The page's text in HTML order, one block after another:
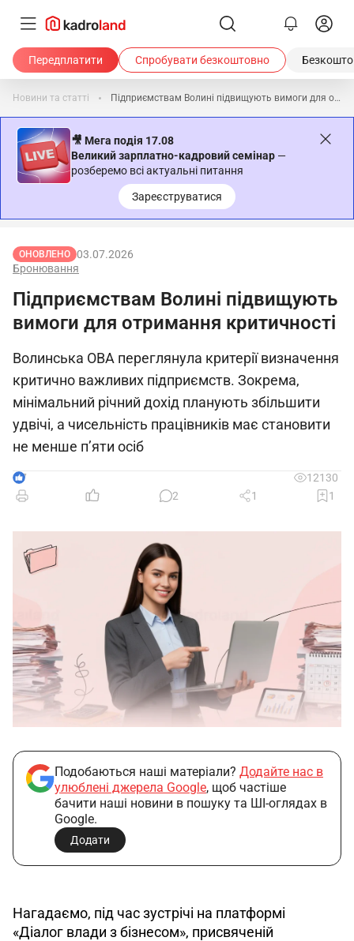
Передплатити Спробувати безкоштовно
Новини та статті Підприємствам Волині підвищують вимоги для отримання критичності
🎥 Мега подія 17.08
Великий зарплатно-кадровий семінар —
розберемо всі актуальні питання
Зареєструватися
ОНОВЛЕНО
Бронювання
03.07.2026
Підприємствам Волині підвищують
вимоги для отримання критичності
Волинська ОВА переглянула критерії визначення
критично важливих підприємств. Зокрема,
мінімальний річний дохід планують збільшити
удвічі, а чисельність працівників має становити
не менше п’яти осіб
7
12130
2
1 1
Подобаються наші матеріали? Додайте нас в
улюблені джерела Google, щоб частіше
бачити наші новини в пошуку та ШІ-оглядах в
Google.
Додати
Нагадаємо, під час зустрічі на платформі
«Діалог влади з бізнесом», присвяченій